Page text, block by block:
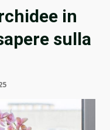
in
sulla